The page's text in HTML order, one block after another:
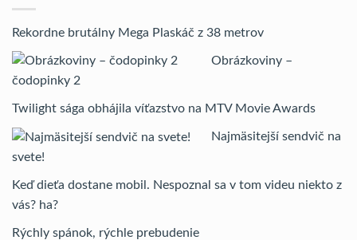
Rekordne brutálny Mega Plaskáč z 38 metrov
Obrázkoviny –
čodopinky 2
Twilight sága obhájila víťazstvo na MTV Movie Awards
Najmäsitejší sendvič na
svete!
Keď dieťa dostane mobil. Nespoznal sa v tom videu niekto z
vás? ha?
Rýchly spánok, rýchle prebudenie